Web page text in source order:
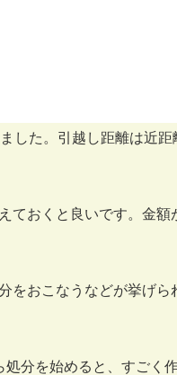
した。引越し距離は近距
ておくと良いです。金額
をおこなうなどが挙げら
分を始めると、すごく